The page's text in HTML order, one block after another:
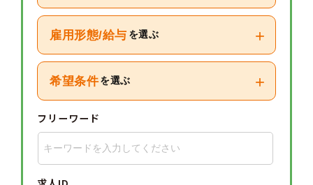
雇用形態/給与 を選ぶ +
希望条件 を選ぶ +
フリーワード